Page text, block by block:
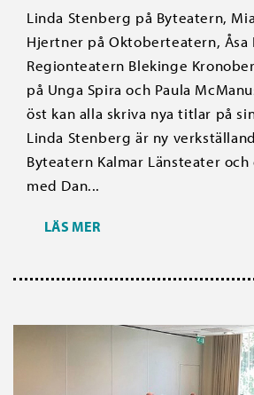
Linda Stenberg på Byteatern,
Hjertner på Oktoberteatern, Åsa
Regionteatern Blekinge
på Unga Spira och Paula
öst kan alla skriva nya titlar på
Linda Stenberg är ny
Byteatern Kalmar Länsteater
med Dan...
LÄS MER